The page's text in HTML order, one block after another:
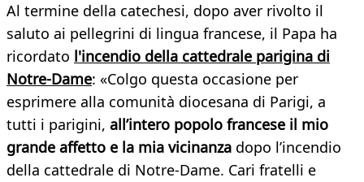
Al termine della catechesi, dopo aver rivolto il
saluto ai pellegrini di lingua francese, il Papa ha
ricordato l'incendio della cattedrale parigina di
Notre-Dame: «Colgo questa occasione per
esprimere alla comunità diocesana di Parigi, a
tutti i parigini, all’intero popolo francese il mio
grande affetto e la mia vicinanza dopo l’incendio
della cattedrale di Notre-Dame. Cari fratelli e